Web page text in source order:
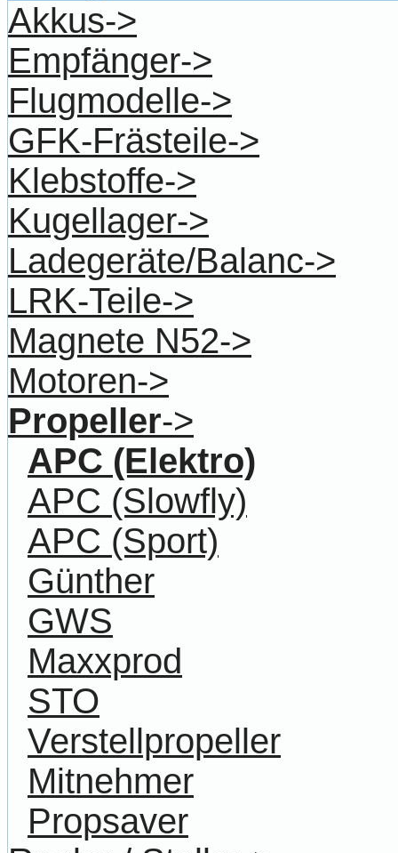
Akkus->
Empfänger->
Flugmodelle->
GFK-Frästeile->
Klebstoffe->
Kugellager->
Ladegeräte/Balanc->
LRK-Teile->
Magnete N52->
Motoren->
Propeller->
APC (Elektro)
APC (Slowfly)
APC (Sport)
Günther
GWS
Maxxprod
STO
Verstellpropeller
Mitnehmer
Propsaver